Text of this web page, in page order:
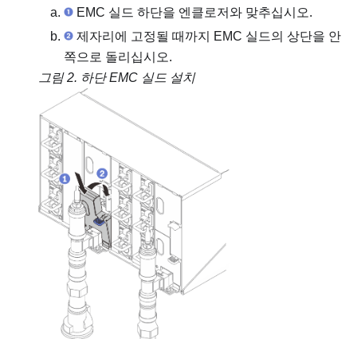
EMC 실드 하단을 엔클로저와 맞추십시오.
제자리에 고정될 때까지 EMC 실드의 상단을 안
쪽으로 돌리십시오.
그림 2. 하단 EMC 실드 설치